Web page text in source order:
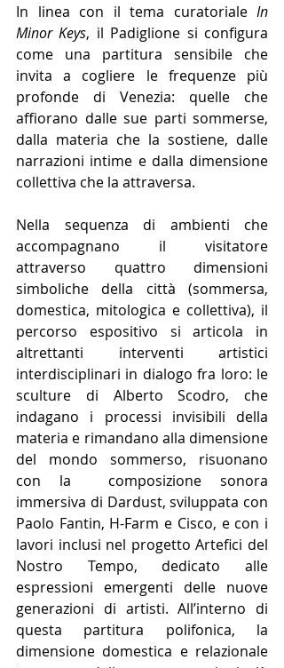
In linea con il tema curatoriale In
Minor Keys, il Padiglione si configura
come una partitura sensibile che
invita a cogliere le frequenze più
profonde di Venezia: quelle che
affiorano dalle sue parti sommerse,
dalla materia che la sostiene, dalle
narrazioni intime e dalla dimensione
collettiva che la attraversa.
Nella sequenza di ambienti che
accompagnano il visitatore
attraverso quattro dimensioni
simboliche della città (sommersa,
percorso espositivo si articola in
altrettanti interventi artistici
interdisciplinari in dialogo fra loro:
sculture di Alberto Scodro, che
indagano i processi invisibili della
materia e rimandano alla dimensione
del mondo sommerso, risuonano
con la
composizione sonora
immersiva di Dardust, sviluppata con
Paolo Fantin, H-Farm e Cisco, e con i
lavori inclusi nel progetto Artefici del
Nostro Tempo, dedicato alle
espressioni emergenti delle nuove
generazioni di artisti. All’interno di
questa partitura polifonica, la
dimensione domestica e relazionale